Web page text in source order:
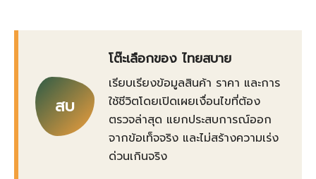
สบ
โต๊ะเลือกของ ไทยสบาย
เรียบเรียงข้อมูลสินค้า ราคา และการ
ใช้ชีวิตโดยเปิดเผยเงื่อนไขที่ต้อง
ตรวจล่าสุด แยกประสบการณ์ออก
จากข้อเท็จจริง และไม่สร้างความเร่ง
ด่วนเกินจริง